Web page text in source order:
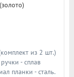
из 2 шт.)
- сплав
планки - сталь.